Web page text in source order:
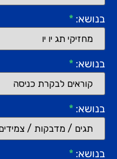
בנושא: *
בנושא: *
בנושא: *
בנושא: *